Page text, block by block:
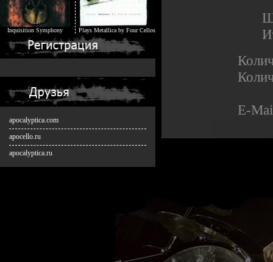
Inquisition Symphony Plays Metallica by Four Cellos
apocalyptica.com
apocello.ru
apocalyptica.ru
E-